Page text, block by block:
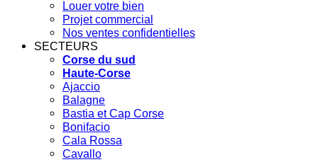
Louer votre bien
Projet commercial
Nos ventes confidentielles
SECTEURS
Corse du sud
Haute-Corse
Ajaccio
Balagne
Bastia et Cap Corse
Bonifacio
Cala Rossa
Cavallo